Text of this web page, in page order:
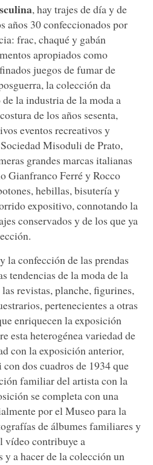
, hay trajes de día y de
años 30 confeccionados por
frac, chaqué y gabán
apropiados como
juegos de fumar de
la colección da
la industria de la moda a
de los años sesenta,
eventos recreativos y
Misoduli de Prato,
grandes marcas italianas
Gianfranco Ferré y Rocco
hebillas, bisutería y
expositivo, connotando la
conservados y de los que ya
la confección de las prendas
tendencias de la moda de la
revistas, planche, figurines,
pertenecientes a otras
enriquecen la exposición
esta heterogénea variedad de
con la exposición anterior,
dos cuadros de 1934 que
familiar del artista con la
se completa con una
por el Museo para la
de álbumes familiares y
vídeo contribuye a
a hacer de la colección un